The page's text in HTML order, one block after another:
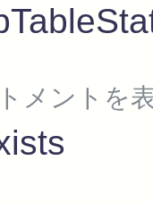
メントを